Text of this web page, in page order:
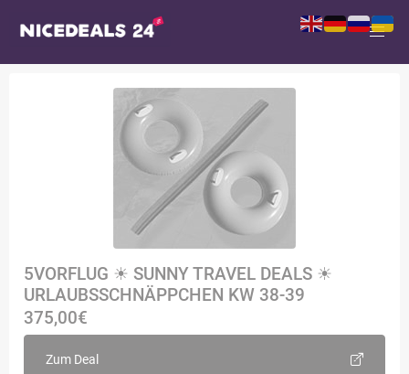
5VORFLUG ☀ SUNNY TRAVEL DEALS ☀
URLAUBSSCHNÄPPCHEN KW 38-39
375,00€
Zum Deal